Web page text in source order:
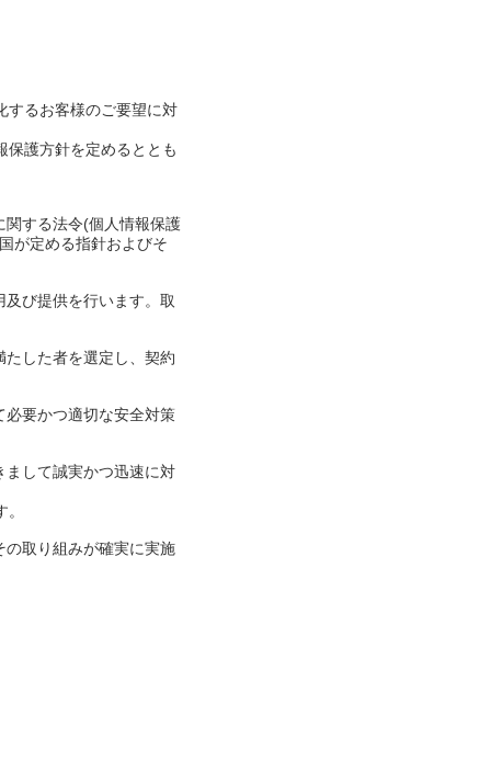
するお客様のご要望に対
保護方針を定めるととも
関する法令(個人情報保護
が定める指針およびそ
び提供を行います。取
した者を選定し、契約
要かつ適切な安全対策
して誠実かつ迅速に対
取り組みが確実に実施